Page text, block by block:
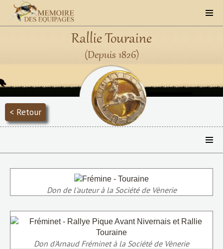
Rallie Touraine
(Depuis 1826)
< Retour
Don de l'auteur à la Société de Vènerie
Don d'Arnaud Fréminet à la Société de Vènerie